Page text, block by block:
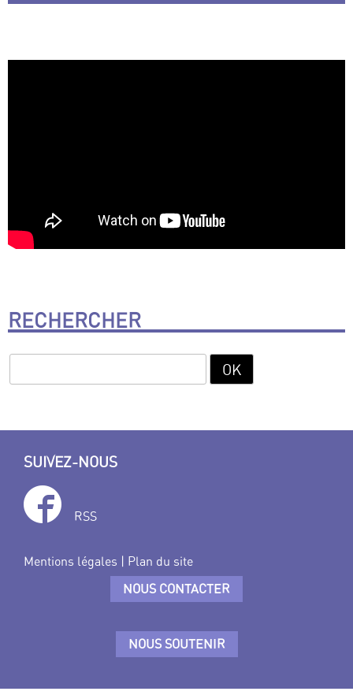
RECHERCHER
SUIVEZ-NOUS
RSS
Mentions légales | Plan du site
NOUS CONTACTER
NOUS SOUTENIR